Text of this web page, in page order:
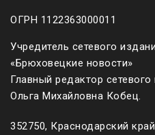
ОГРН 1122363000011
Учредитель сетевого
«Брюховецкие новости»
Главный редактор
Ольга Михайловна Кобец.
352750, Краснодарский